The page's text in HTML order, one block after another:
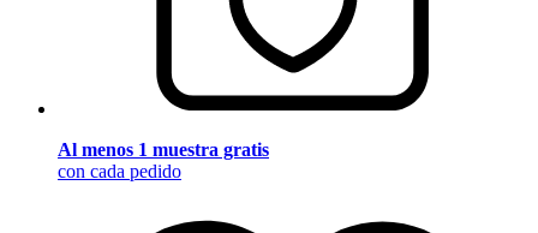
Al menos 1 muestra gratis
con cada pedido